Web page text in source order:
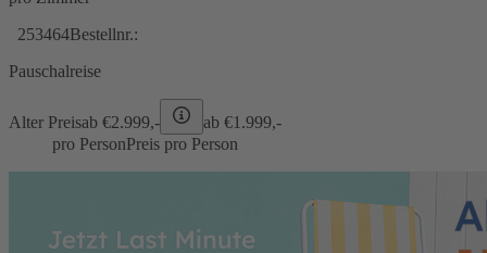
253464Bestellnr.:
Pauschalreise
Alter Preisab €2.999,- ab €1.999,-
pro PersonPreis pro Person